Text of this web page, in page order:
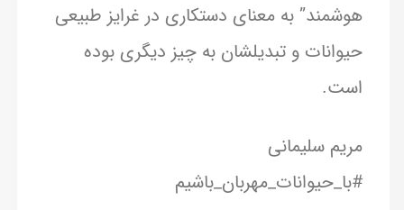
هوشمند” به معنای دستکاری در غرایز طبیعی
حیوانات و تبدیلشان به چیز دیگری بوده
است.
مریم سلیمانی
#با_حیوانات_مهربان_باشیم